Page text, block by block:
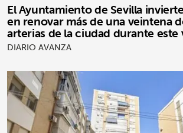
El Ayuntamiento de Sevilla
en renovar más de una veintena
arterias de la ciudad durante este
DIARIO AVANZA